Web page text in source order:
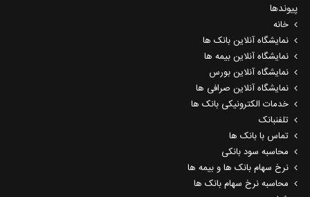
پیوندها
خانه
نمایشگاه آنلاین بانک ها
نمایشگاه آنلاین بیمه ها
نمایشگاه آنلاین بورس
نمایشگاه آنلاین صرافی ها
خدمات الکترونیکی بانک ها
تلفنبانک
تماس با بانک ها
محاسبه سود بانکی
نرخ سهام بانک ها و بیمه ها
محاسبه نرخ سهام بانک ها